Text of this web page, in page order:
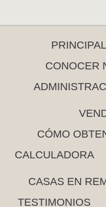
PRINCIPAL
CONOCER
CÓMO
CALCULADORA
CASAS EN
TESTIMONIOS